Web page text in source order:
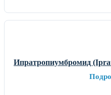
Ипратропиумбромид